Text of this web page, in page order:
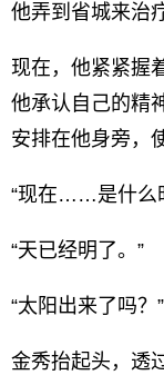
他弄到省城来治
现在，他紧紧握
他承认自己的精
安排在他身旁，
“现在……是什么
“天已经明了。”
“太阳出来了吗？”
金秀抬起头，透